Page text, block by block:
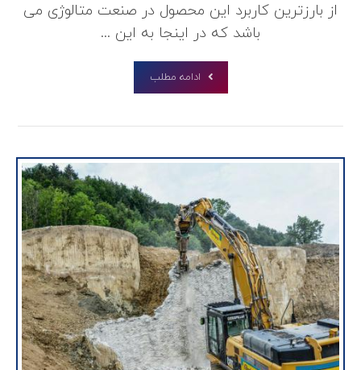
از بارزترین کاربرد این محصول در صنعت متالوژی می
باشد که در اینجا به این ...
ادامه مطلب